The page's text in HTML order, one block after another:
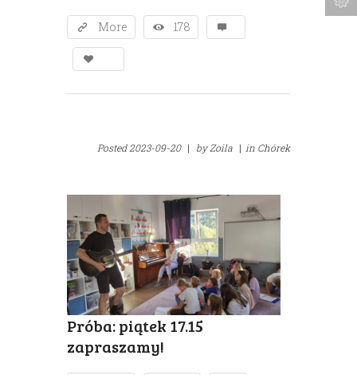
More 178
Posted2023-09-20 | byZoila | in Chórek
Próba: piątek 17.15
zapraszamy!